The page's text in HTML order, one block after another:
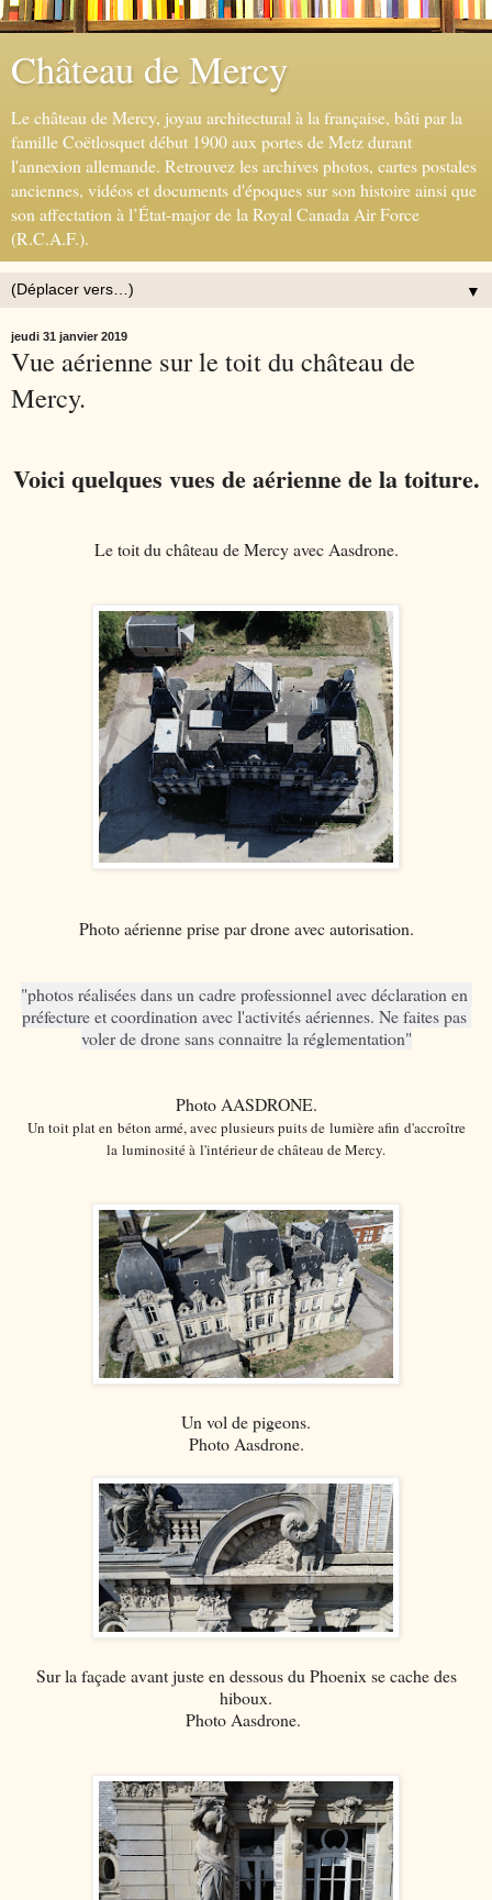
Château de Mercy
Le château de Mercy, joyau architectural à la française, bâti par la
famille Coëtlosquet début 1900 aux portes de Metz durant
l'annexion allemande. Retrouvez les archives photos, cartes postales
anciennes, vidéos et documents d'époques sur son histoire ainsi que
son affectation à l’État-major de la Royal Canada Air Force
(R.C.A.F.).
▼
jeudi 31 janvier 2019
Vue aérienne sur le toit du château de
Mercy.
Voici quelques vues de aérienne de la toiture.
Le toit du château de Mercy avec Aasdrone.
Photo aérienne prise par drone avec autorisation.
"photos réalisées dans un cadre professionnel avec déclaration en
préfecture et coordination avec l'activités aériennes. Ne faites pas
voler de drone sans connaitre la réglementation"
Photo AASDRONE.
Un toit plat en béton armé, avec plusieurs puits de lumière afin d'accroître
la luminosité à l'intérieur de château de Mercy.
Un vol de pigeons.
Photo Aasdrone.
Sur la façade avant juste en dessous du Phoenix se cache des
hiboux.
Photo Aasdrone.